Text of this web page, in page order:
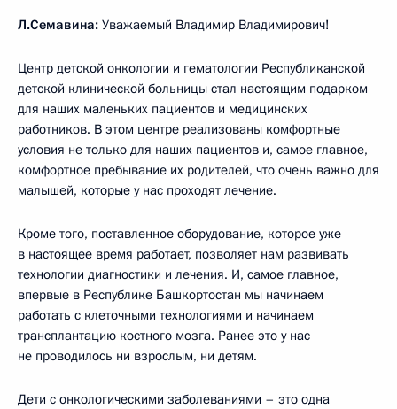
Л.Семавина: Уважаемый Владимир Владимирович!
Центр детской онкологии и гематологии Республиканской
детской клинической больницы стал настоящим подарком
для наших маленьких пациентов и медицинских
работников. В этом центре реализованы комфортные
условия не только для наших пациентов и, самое главное,
комфортное пребывание их родителей, что очень важно для
малышей, которые у нас проходят лечение.
Кроме того, поставленное оборудование, которое уже
в настоящее время работает, позволяет нам развивать
технологии диагностики и лечения. И, самое главное,
впервые в Республике Башкортостан мы начинаем
работать с клеточными технологиями и начинаем
трансплантацию костного мозга. Ранее это у нас
не проводилось ни взрослым, ни детям.
Дети с онкологическими заболеваниями – это одна